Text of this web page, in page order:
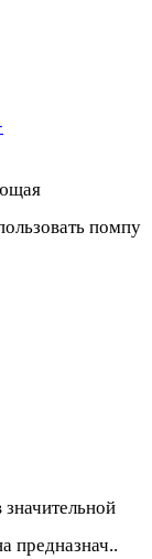
помпу
предназнач..